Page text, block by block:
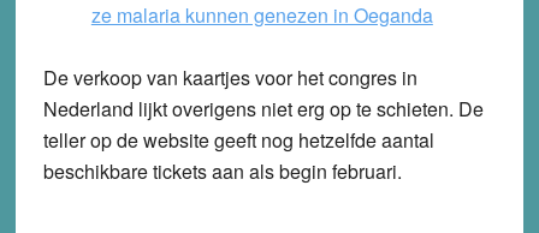
ze malaria kunnen genezen in Oeganda
De verkoop van kaartjes voor het congres in
Nederland lijkt overigens niet erg op te schieten. De
teller op de website geeft nog hetzelfde aantal
beschikbare tickets aan als begin februari.